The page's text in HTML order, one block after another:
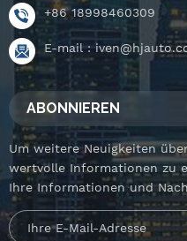
+86 18998460309
E-mail :
ABONNIEREN
Um weitere Neuigkeiten
wertvolle Informationen zu
Ihre Informationen und